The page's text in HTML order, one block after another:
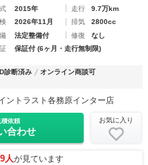
2015年 走行
9.7万km
2026年11月 排気
2800cc
法定整備付 修復
なし
保証付 (6ヶ月・走行無制限)
診断済み
オンライン商談可
ントラスト各務原インター店
積依頼
合わせ
お気に入り
人が見ています